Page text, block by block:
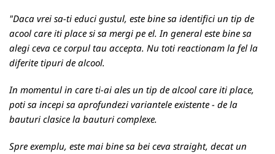
"Daca vrei sa-ti educi gustul, este bine sa identifici un tip de
acool care iti place si sa mergi pe el. In general este bine sa
alegi ceva ce corpul tau accepta. Nu toti reactionam la fel la
diferite tipuri de alcool.
In momentul in care ti-ai ales un tip de alcool care iti place,
poti sa incepi sa aprofundezi variantele existente - de la
bauturi clasice la bauturi complexe.
Spre exemplu, este mai bine sa bei ceva straight, decat un